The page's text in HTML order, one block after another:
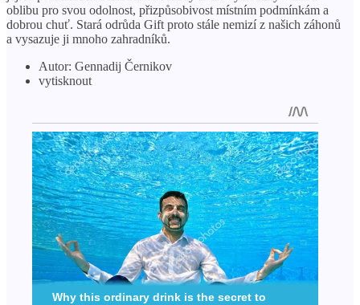
oblibu pro svou odolnost, přizpůsobivost místním podmínkám a
dobrou chuť. Stará odrůda Gift proto stále nemizí z našich záhonů
a vysazuje ji mnoho zahradníků.
Autor: Gennadij Černikov
vytisknout